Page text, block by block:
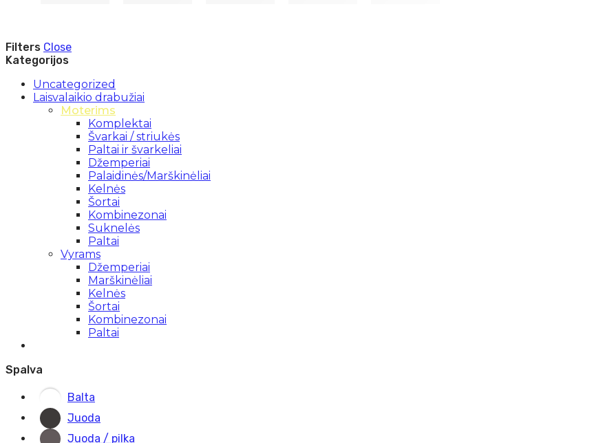
Filters Close
Kategorijos
Uncategorized
Laisvalaikio drabužiai
Moterims
Komplektai
Švarkai / striukės
Paltai ir švarkeliai
Džemperiai
Palaidinės/Marškinėliai
Kelnės
Šortai
Kombinezonai
Suknelės
Paltai
Vyrams
Džemperiai
Marškinėliai
Kelnės
Šortai
Kombinezonai
Paltai
Spalva
Balta
Juoda
Juoda / pilka